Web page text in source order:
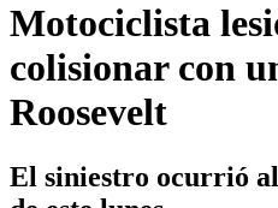
Motociclista
colisionar con
Roosevelt
El siniestro ocurrió